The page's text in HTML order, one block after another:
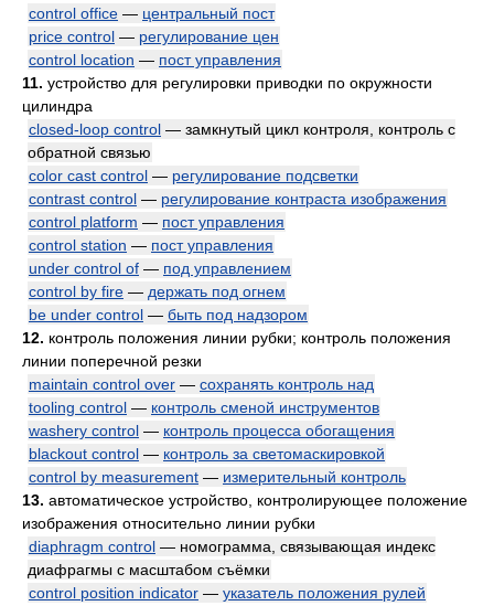
control office — центральный пост
price control — регулирование цен
control location — пост управления
11. устройство для регулировки приводки по окружности
цилиндра
closed-loop control — замкнутый цикл контроля, контроль с
обратной связью
color cast control — регулирование подсветки
contrast control — регулирование контраста изображения
control platform — пост управления
control station — пост управления
under control of — под управлением
control by fire — держать под огнем
be under control — быть под надзором
12. контроль положения линии рубки; контроль положения
линии поперечной резки
maintain control over — сохранять контроль над
tooling control — контроль сменой инструментов
washery control — контроль процесса обогащения
blackout control — контроль за светомаскировкой
control by measurement — измерительный контроль
13. автоматическое устройство, контролирующее положение
изображения относительно линии рубки
diaphragm control — номограмма, связывающая индекс
диафрагмы с масштабом съёмки
control position indicator — указатель положения рулей